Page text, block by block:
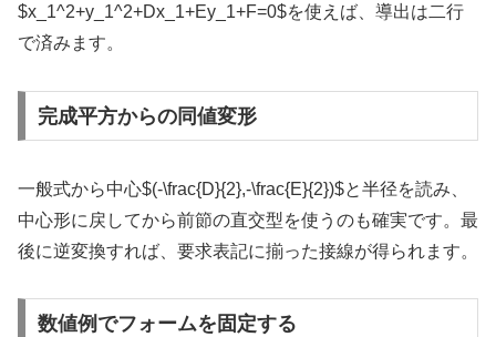
$x_1^2+y_1^2+Dx_1+Ey_1+F=0$を使えば、導出は二行
で済みます。
完成平方からの同値変形
一般式から中心$(-\frac{D}{2},-\frac{E}{2})$と半径を読み、
中心形に戻してから前節の直交型を使うのも確実です。最
後に逆変換すれば、要求表記に揃った接線が得られます。
数値例でフォームを固定する